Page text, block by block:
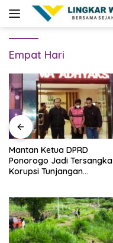
Empat Hari
Mantan Ketua DPRD
Ponorogo Jadi Tersangka
Korupsi Tunjangan